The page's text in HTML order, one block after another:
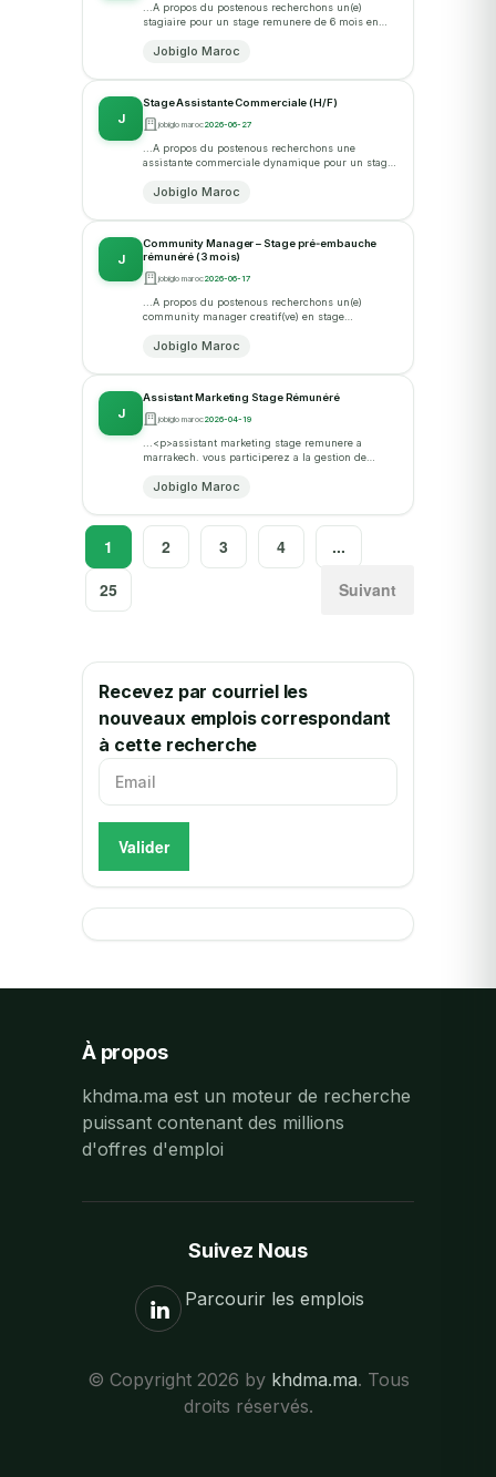
...A propos du postenous recherchons un(e)
stagiaire pour un stage remunere de 6 mois en
aupres des utilisa... · postulez sur...
Jobiglo Maroc
J
Stage Assistante Commerciale (H/F)
jobiglo maroc2026-06-27
...A propos du postenous recherchons une
assistante commerciale dynamique pour un stage
quartier maarif. vous p... · postulez sur...
Jobiglo Maroc
J
Community Manager – Stage pré‑embauche
rémunéré (3 mois)
jobiglo maroc2026-06-17
...A propos du postenous recherchons un(e)
community manager creatif(ve) en stage
agence de marketing digital base... · postulez
Jobiglo Maroc
J
Assistant Marketing Stage Rémunéré
jobiglo maroc2026-04-19
...<p>assistant marketing stage remunere a
marrakech. vous participerez a la gestion de
a la valorisation de projets de...
Jobiglo Maroc
1 2 3 4
...
25
Suivant
Recevez par courriel les
nouveaux emplois correspondant
à cette recherche
Valider
À propos
khdma.ma est un moteur de recherche
puissant contenant des millions
d'offres d'emploi
Suivez Nous
Parcourir les emplois
© Copyright 2026 by khdma.ma. Tous
droits réservés.